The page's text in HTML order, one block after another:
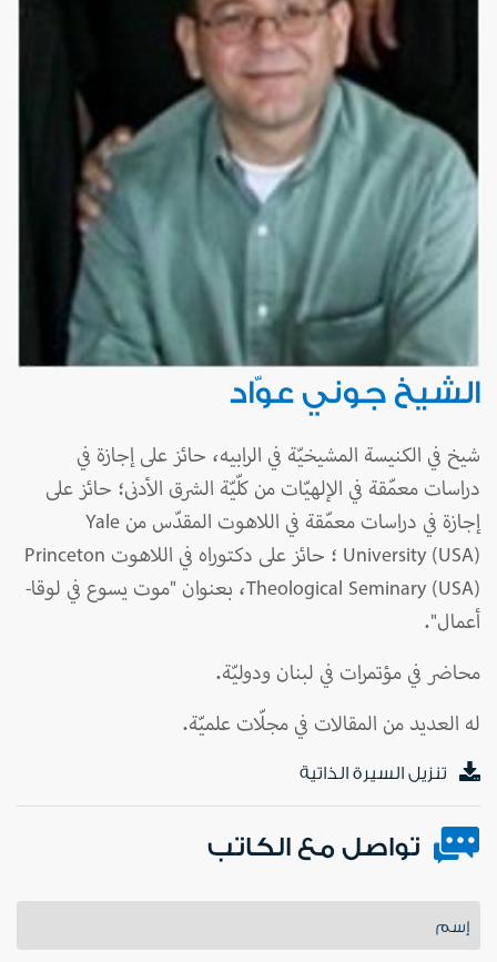
الشيخ جوني عوّاد
شيخ في الكنيسة المشيخيّة في الرابيه، حائز على إجازة في
دراسات معمّقة في الإلهيّات من كلّيّة الشرق الأدنى؛ حائز على
إجازة في دراسات معمّقة في اللاهوت المقدّس من Yale
University (USA) ؛ حائز على دكتوراه في اللاهوت Princeton
Theological Seminary (USA)، بعنوان "موت يسوع في لوقا-
أعمال".
محاضر في مؤتمرات في لبنان ودوليّة.
له العديد من المقالات في مجلّات علميّة.
تنزيل السيرة الذاتية
تواصل مع الكاتب